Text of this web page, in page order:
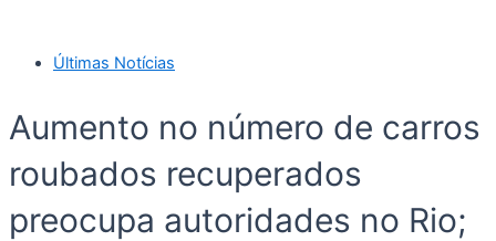
Últimas Notícias
Aumento no número de carros
roubados recuperados
preocupa autoridades no Rio;